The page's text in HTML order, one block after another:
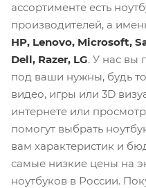
ассортименте есть
производителей, а
HP, Lenovo, Microsoft,
Dell, Razer, LG. У нас вы
под ваши нужны, будь
видео, игры или 3D
интернете или
помогут выбрать
вам характеристик и
самые низкие цены на
ноутбуков в России.